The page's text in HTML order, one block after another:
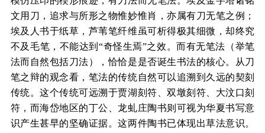
文用刀，追求与所形之物惟妙惟肖，亦属有刀无笔之例；
埃及人书于纸草，芦苇笔纤维虽可析得极其细微，却终究
不及毛笔，不能达到“奇怪生焉”之效。而有无笔法（举笔
法而自然包括刀法），恰恰是是否诞生书法的核心。从刀
笔之辩的观念看，笔法的传统自然可以追溯到久远的契刻
传统。这个传统可远溯于贾湖刻符、双墩刻符、大汶口刻
符，而海岱地区的丁公、龙虬庄陶书则可视为华夏书写意
识产生甚早的坚确证据。这两件陶书已体现出草法意识。